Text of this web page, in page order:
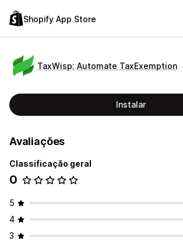
Shopify App Store
TaxWisp: Automate TaxExemption
Instalar
Avaliações
Classificação geral
0
5
4
3